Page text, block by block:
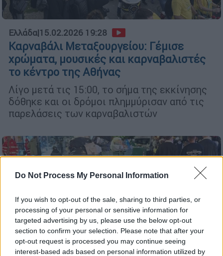
Do Not Process My Personal Information
If you wish to opt-out of the sale, sharing to third parties, or
processing of your personal or sensitive information for
targeted advertising by us, please use the below opt-out
section to confirm your selection. Please note that after your
opt-out request is processed you may continue seeing
interest-based ads based on personal information utilized by
Ελλάδα|15.02.2026 19:28
Καρναβάλι Μεταξουργείου: Γέμισε
χρώματα, μουσικές και καρναβαλιστές
το κέντρο της Αθήνας
Λίγο μετά τις 15:00, το σήμα της εκκίνησης
δόθηκε και οι δρόμοι πλημμύρισαν από τις
παρελάσεις των καρναβαλιστών